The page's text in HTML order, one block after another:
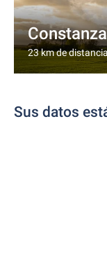
Constanza
23 km de
Sus datos